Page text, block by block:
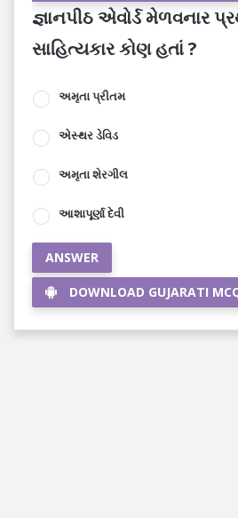
જ્ઞાનપીઠ એવોર્ડ મેળવનાર
સાહિત્યકાર કોણ હતાં ?
અમૃતા પ્રીતમ
એસ્થર ડેવિડ
અમૃતા શેરગીલ
આશાપૂર્ણા દેવી
ANSWER
DOWNLOAD GUJARATI